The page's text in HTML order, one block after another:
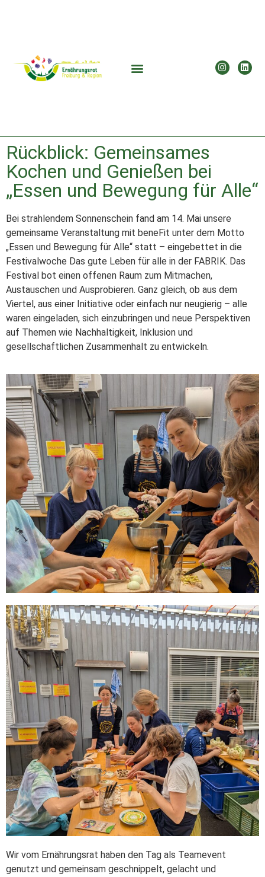
Rückblick: Gemeinsames
Kochen und Genießen bei
„Essen und Bewegung für Alle“
Bei strahlendem Sonnenschein fand am 14. Mai unsere
gemeinsame Veranstaltung mit beneFit unter dem Motto
„Essen und Bewegung für Alle“ statt – eingebettet in die
Festivalwoche Das gute Leben für alle in der FABRIK. Das
Festival bot einen offenen Raum zum Mitmachen,
Austauschen und Ausprobieren. Ganz gleich, ob aus dem
Viertel, aus einer Initiative oder einfach nur neugierig – alle
waren eingeladen, sich einzubringen und neue Perspektiven
auf Themen wie Nachhaltigkeit, Inklusion und
gesellschaftlichen Zusammenhalt zu entwickeln.
Wir vom Ernährungsrat haben den Tag als Teamevent
genutzt und gemeinsam geschnippelt, gelacht und